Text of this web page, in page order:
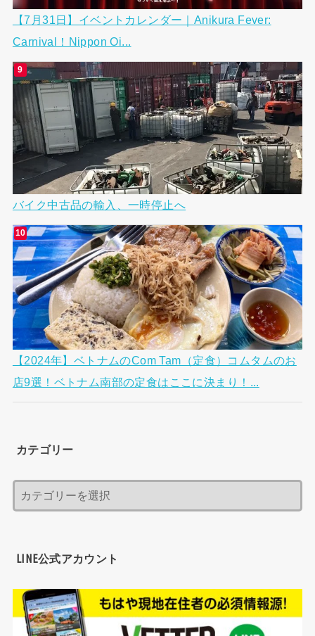
【7月31日】イベントカレンダー｜Anikura Fever:
Carnival！Nippon Oi...
バイク中古品の輸入、一時停止へ
【2024年】ベトナムのCom Tam（定食）コムタムのお
店9選！ベトナム南部の定食はここに決まり！...
カテゴリー
LINE公式アカウント